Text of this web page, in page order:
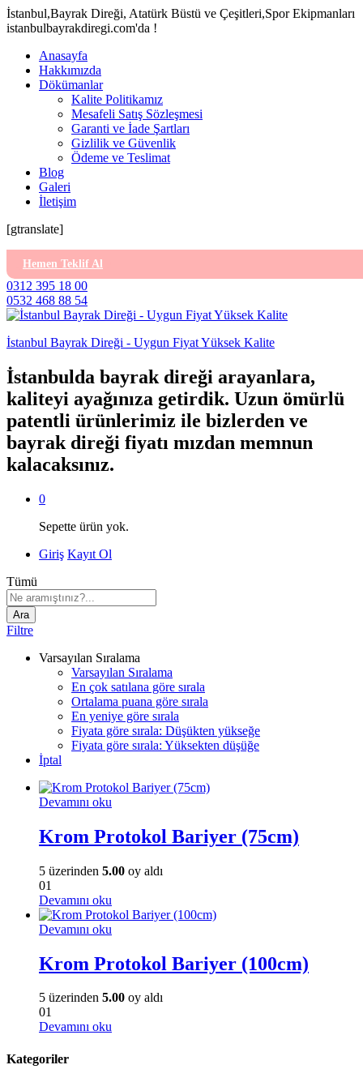
İstanbul,Bayrak Direği, Atatürk Büstü ve Çeşitleri,Spor Ekipmanları
istanbulbayrakdiregi.com'da !
Anasayfa
Hakkımızda
Dökümanlar
Kalite Politikamız
Mesafeli Satış Sözleşmesi
Garanti ve İade Şartları
Gizlilik ve Güvenlik
Ödeme ve Teslimat
Blog
Galeri
İletişim
[gtranslate]
Hemen Teklif Al
0312 395 18 00
0532 468 88 54
İstanbul Bayrak Direği - Uygun Fiyat Yüksek Kalite
İstanbulda bayrak direği arayanlara,
kaliteyi ayağınıza getirdik. Uzun ömürlü
patentli ürünlerimiz ile bizlerden ve
bayrak direği fiyatı mızdan memnun
kalacaksınız.
0
Sepette ürün yok.
Giriş Kayıt Ol
Tümü
Ara
Filtre
Varsayılan Sıralama
Varsayılan Sıralama
En çok satılana göre sırala
Ortalama puana göre sırala
En yeniye göre sırala
Fiyata göre sırala: Düşükten yükseğe
Fiyata göre sırala: Yüksekten düşüğe
İptal
Devamını oku
Krom Protokol Bariyer (75cm)
5 üzerinden 5.00 oy aldı
01
Devamını oku
Devamını oku
Krom Protokol Bariyer (100cm)
5 üzerinden 5.00 oy aldı
01
Devamını oku
Kategoriler